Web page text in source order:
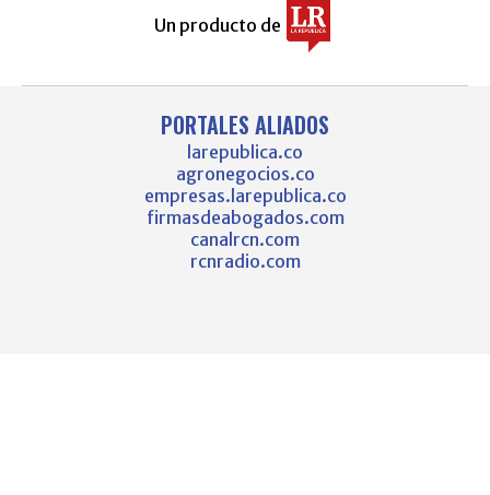
Un producto de
PORTALES ALIADOS
larepublica.co
agronegocios.co
empresas.larepublica.co
firmasdeabogados.com
canalrcn.com
rcnradio.com